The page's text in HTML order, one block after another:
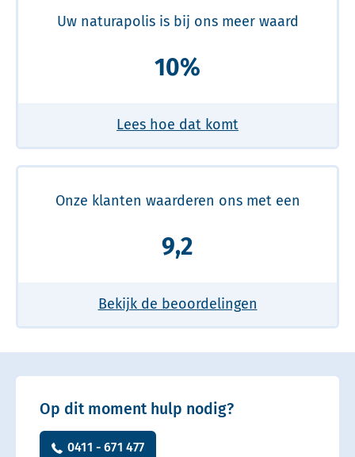
Uw naturapolis is bij ons meer waard
10%
Lees hoe dat komt
Onze klanten waarderen ons met een
9,2
Bekijk de beoordelingen
Op dit moment hulp nodig?
0411 - 671 477